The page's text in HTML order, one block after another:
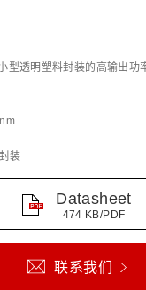
联系我们
型透明塑料封装的高输出功
装
Datasheet
474 KB/PDF